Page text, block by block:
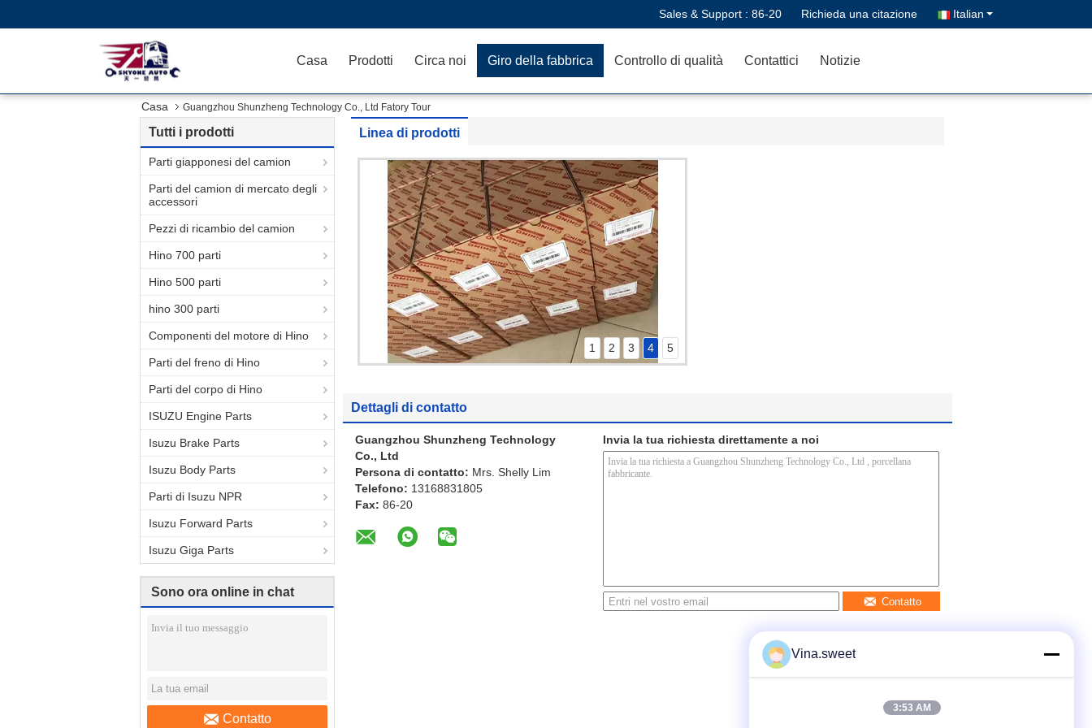
Sales & Support : 86-20 Richieda una citazione Italian
Casa Prodotti Circa noi Giro della fabbrica Controllo di qualità Contattici Notizie
Casa Guangzhou Shunzheng Technology Co., Ltd Fatory Tour
Tutti i prodotti
Parti giapponesi del camion
Parti del camion di mercato degli
accessori
Pezzi di ricambio del camion
Hino 700 parti
Hino 500 parti
hino 300 parti
Componenti del motore di Hino
Parti del freno di Hino
Parti del corpo di Hino
ISUZU Engine Parts
Isuzu Brake Parts
Isuzu Body Parts
Parti di Isuzu NPR
Isuzu Forward Parts
Isuzu Giga Parts
Sono ora online in chat
Contatto
Linea di prodotti
1 2 3 4 5
Dettagli di contatto
Guangzhou Shunzheng Technology
Co., Ltd
Persona di contatto: Mrs. Shelly Lim
Telefono: 13168831805
Fax: 86-20
Invia la tua richiesta direttamente a noi
Contatto
Vina.sweet
3:53 AM